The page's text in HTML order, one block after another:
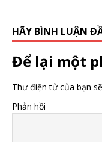
HÃY BÌNH LUẬN
Để lại một
Thư điện tử của bạn
Phản hồi